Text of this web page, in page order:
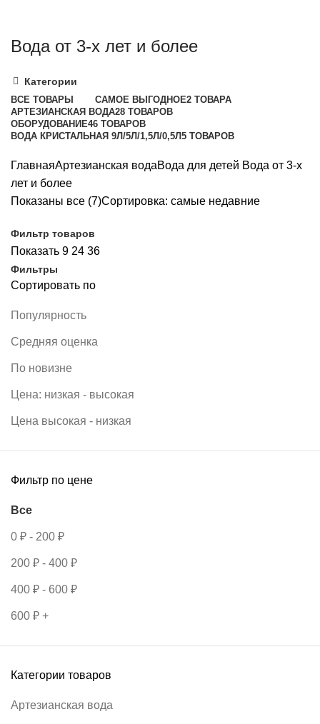
Вода от 3-х лет и более
Категории
ВСЕ ТОВАРЫ САМОЕ ВЫГОДНОЕ2 ТОВАРА
АРТЕЗИАНСКАЯ ВОДА28 ТОВАРОВ
ОБОРУДОВАНИЕ46 ТОВАРОВ
ВОДА КРИСТАЛЬНАЯ 9Л/5Л/1,5Л/0,5Л5 ТОВАРОВ
ГлавнаяАртезианская водаВода для детей Вода от 3-х
лет и более
Показаны все (7)Сортировка: самые недавние
Фильтр товаров
Показать 9 24 36
Фильтры
Сортировать по
Популярность
Средняя оценка
По новизне
Цена: низкая - высокая
Цена высокая - низкая
Фильтр по цене
Все
0 ₽ - 200 ₽
200 ₽ - 400 ₽
400 ₽ - 600 ₽
600 ₽ +
Категории товаров
Артезианская вода